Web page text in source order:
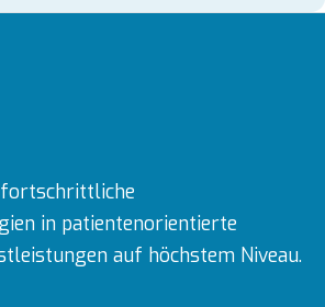
in patientenorientierte
auf höchstem Niveau.